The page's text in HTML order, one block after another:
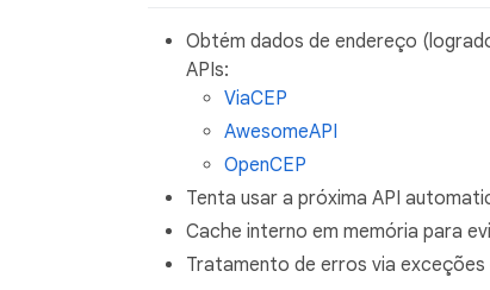
Obtém dados de endereço
APIs:
ViaCEP
AwesomeAPI
OpenCEP
Tenta usar a próxima API
Cache interno em memória para
Tratamento de erros via